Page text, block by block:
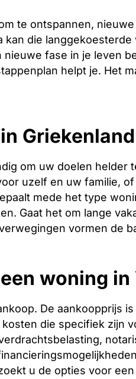
te ontspannen,
die langgekoesterde
fase in je leven
helpt je. Het
om uw doelen helder
uzelf en uw familie,
mede het type
Gaat het om lange
vormen de
woning in
De aankoopprijs
die specifiek zijn
u de opties voor